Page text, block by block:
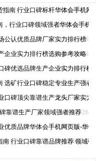
2026-06-26
南 行业口碑标杆华体会手机网
2026-06-26
行业口碑领域强者华体会手机
2026-06-26
公认优质品牌厂家实力排行榜
2026-06-26
企业实力排行榜选购参考攻略
2026-06-26
优选品牌生产企业实力排行榜
2026-06-26
选矿行业口碑稳定专业生产强者
2026-06-26
口碑顶尖靠谱生产龙头厂家实力
2026-06-26
靠谱生产厂家领域强者推荐
2026-06-26
优质品牌华体会手机网页版-华
2026-06-26
行业口碑靠谱品牌推荐 领域